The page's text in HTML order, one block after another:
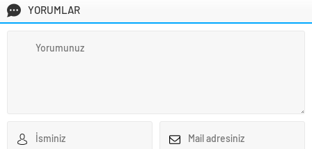
YORUMLAR